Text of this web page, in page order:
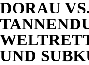
DORAU
UND